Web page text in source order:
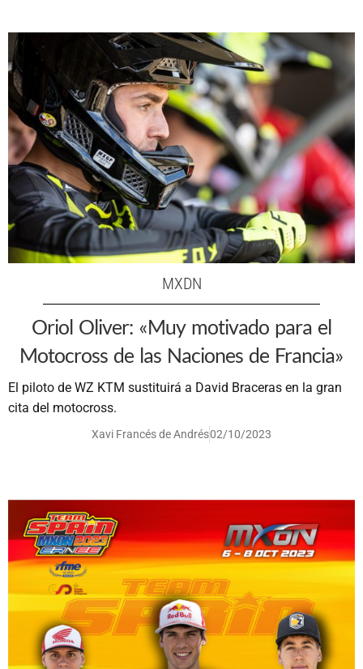
MXDN
Oriol Oliver: «Muy motivado para el
Motocross de las Naciones de Francia»
El piloto de WZ KTM sustituirá a David Braceras en la gran
cita del motocross.
Xavi Francés de Andrés02/10/2023